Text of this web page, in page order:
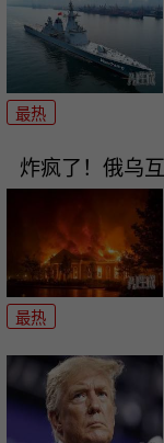
最热
炸疯了！俄乌
最热